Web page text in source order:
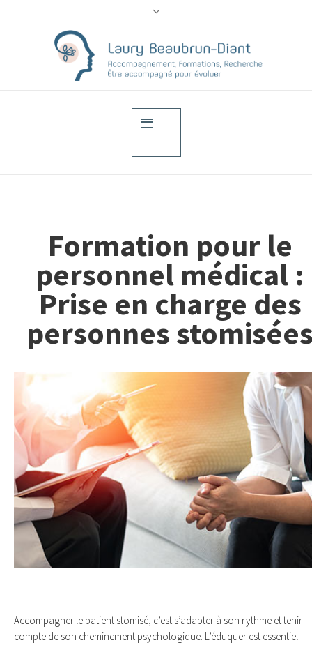
Formation pour le
personnel médical :
Prise en charge des
personnes
Accompagner le patient stomisé, c’est s’adapter à son rythme et tenir
compte de son cheminement psychologique. L’éduquer est essentiel